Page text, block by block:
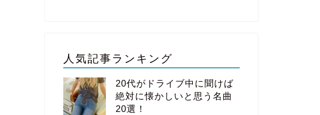
人気記事ランキング
20代がドライブ中に聞けば
絶対に懐かしいと思う名曲
20選！